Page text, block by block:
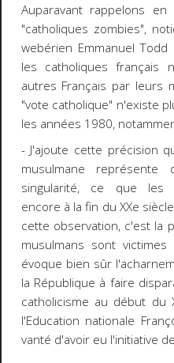
Auparavant rappelons
"catholiques zombies",
webérien Emmanuel
les catholiques français
autres Français par leurs
"vote catholique" n'existe
les années 1980,
- J'ajoute cette précision
musulmane
singularité, ce que les
encore à la fin du XXe
cette observation, c'est la
musulmans sont
évoque bien sûr
la République à faire
catholicisme au début du
l'Education nationale
vanté d'avoir eu l'initiative